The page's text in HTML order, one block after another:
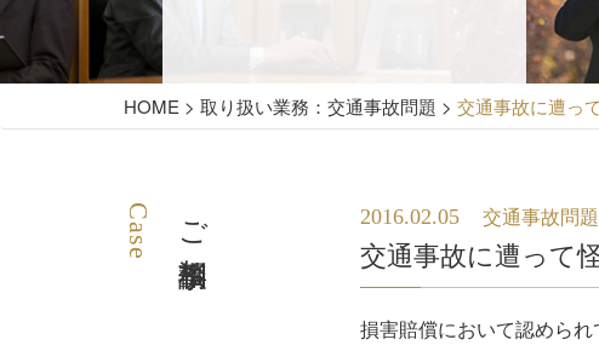
HOME > 取り扱い業務：交通事故問題 > 交通事故に遭っ
ご相談事例
Case 2016.02.05 交通事故問題
交通事故に遭って
損害賠償において認められ